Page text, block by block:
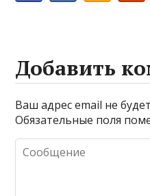
Добавить
Ваш адрес email не
Обязательные поля